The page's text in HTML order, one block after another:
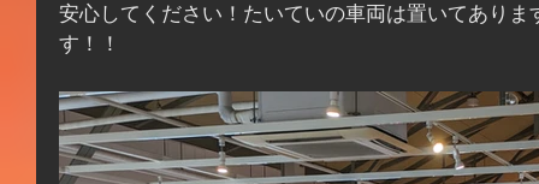
安心してください！たいていの車両は置いてあり
す！！